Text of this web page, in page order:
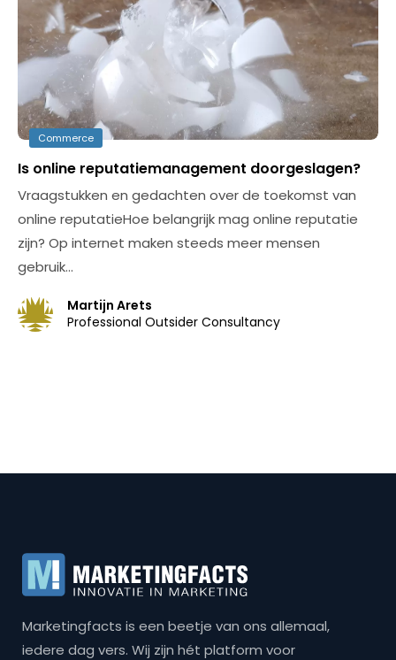
Commerce
Is online reputatiemanagement doorgeslagen?
Vraagstukken en gedachten over de toekomst van
online reputatieHoe belangrijk mag online reputatie
zijn? Op internet maken steeds meer mensen
gebruik…
Martijn Arets
Professional Outsider Consultancy
Marketingfacts is een beetje van ons allemaal,
iedere dag vers. Wij zijn hét platform voor